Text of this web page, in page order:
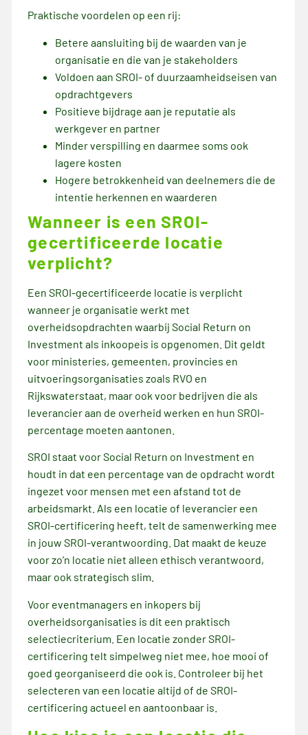
Praktische voordelen op een rij:
Betere aansluiting bij de waarden van je
organisatie en die van je stakeholders
Voldoen aan SROI- of duurzaamheidseisen van
opdrachtgevers
Positieve bijdrage aan je reputatie als
werkgever en partner
Minder verspilling en daarmee soms ook
lagere kosten
Hogere betrokkenheid van deelnemers die de
intentie herkennen en waarderen
Wanneer is een SROI-
gecertificeerde locatie
verplicht?
Een SROI-gecertificeerde locatie is verplicht
wanneer je organisatie werkt met
overheidsopdrachten waarbij Social Return on
Investment als inkoopeis is opgenomen. Dit geldt
voor ministeries, gemeenten, provincies en
uitvoeringsorganisaties zoals RVO en
Rijkswaterstaat, maar ook voor bedrijven die als
leverancier aan de overheid werken en hun SROI-
percentage moeten aantonen.
SROI staat voor Social Return on Investment en
houdt in dat een percentage van de opdracht wordt
ingezet voor mensen met een afstand tot de
arbeidsmarkt. Als een locatie of leverancier een
SROI-certificering heeft, telt de samenwerking mee
in jouw SROI-verantwoording. Dat maakt de keuze
voor zo’n locatie niet alleen ethisch verantwoord,
maar ook strategisch slim.
Voor eventmanagers en inkopers bij
overheidsorganisaties is dit een praktisch
selectiecriterium. Een locatie zonder SROI-
certificering telt simpelweg niet mee, hoe mooi of
goed georganiseerd die ook is. Controleer bij het
selecteren van een locatie altijd of de SROI-
certificering actueel en aantoonbaar is.